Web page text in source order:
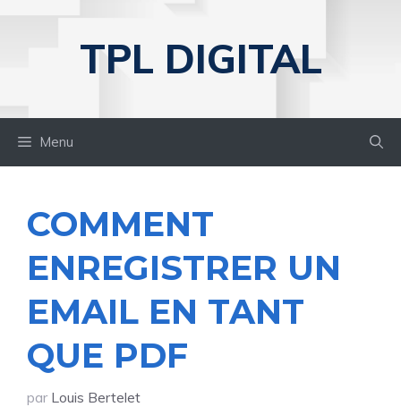
TPL DIGITAL
Menu
COMMENT
ENREGISTRER UN
EMAIL EN TANT
QUE PDF
par Louis Bertelet